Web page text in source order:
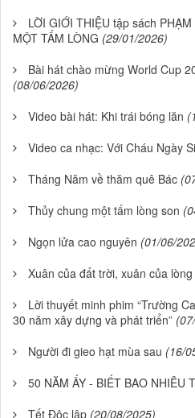
LỜI GIỚI THIỆU tập sách
MỘT TẤM LÒNG (29/01/2026)
Bài hát chào mừng World Cup
(08/06/2026)
Video bài hát: Khi trái bóng lăn
Video ca nhạc: Với Cháu Ngày
Tháng Năm về thăm quê Bác
Thủy chung một tấm lòng son
Ngọn lửa cao nguyên (01/06/
Xuân của đất trời, xuân của
Lời thuyết minh phim “Trường
30 năm xây dựng và phát triển”
Người đi gieo hạt mùa sau (16/
50 NĂM ẤY - BIẾT BAO NHIÊU
Tết Độc lập (20/08/2025)